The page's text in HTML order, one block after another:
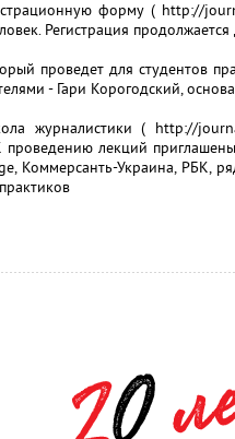
форму ( http://
Регистрация
проведет для студентов
- Гари Корогодский,
журналистики ( http://
проведению лекций
Коммерсанть-Украина, РБК,